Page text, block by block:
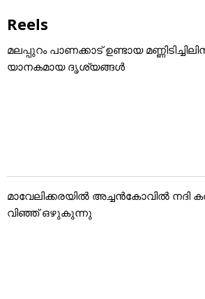
Reels
മലപ്പുറം പാണക്കാട് ഉണ്ടായ
യാനകമായ ദൃശ്യങ്ങൾ
മാവേലിക്കരയിൽ അച്ചൻകോവിൽ നദി
വിഞ്ഞ് ഒഴുകുന്നു